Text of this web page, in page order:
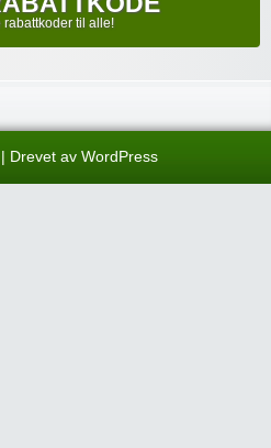
rabattkoder til alle!
Drevet av WordPress